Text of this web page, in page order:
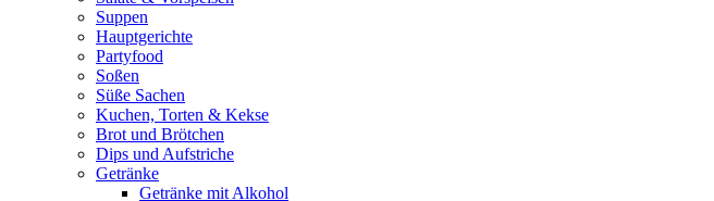
Suppen
Hauptgerichte
Partyfood
Soßen
Süße Sachen
Kuchen, Torten & Kekse
Brot und Brötchen
Dips und Aufstriche
Getränke
Getränke mit Alkohol